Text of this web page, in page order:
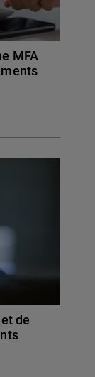
MFA
de